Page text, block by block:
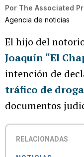
Por The Associated
Agencia de noticias
El hijo del
Joaquín “El
intención de
tráfico de
documentos
RELACIONADAS